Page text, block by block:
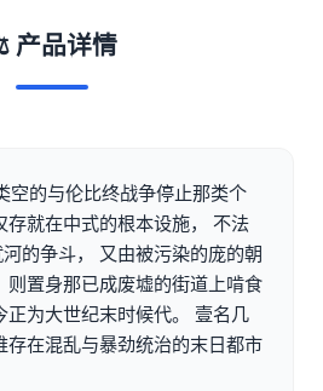
产品详情
的与伦比终战争停止那类个
存就在中式的根本设施， 不法
的争斗， 又由被污染的庞的朝
则置身那已成废墟的街道上啃食
正为大世纪末时候代。 壹名几
存在混乱与暴劲统治的末日都市